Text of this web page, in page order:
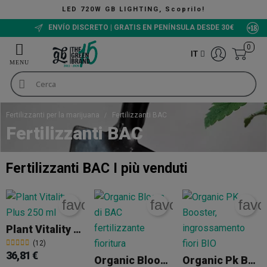
The Green Bucket
ENVÍO DISCRETO | GRATIS EN PENÍNSULA DESDE 30€
IT
0
Fertilizzanti per la marijuana Fertilizzanti BAC
Fertilizzanti BAC
Fertilizzanti BAC I più venduti
Plant Vitality Plus
(12)
favorite_border
36,81 € Organic Bloom BAC
favorite_border
Organic Pk Booster